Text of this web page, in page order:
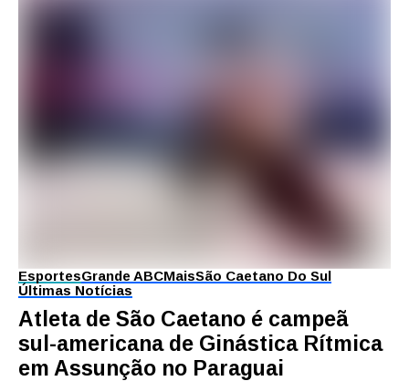
EsportesGrande ABCMaisSão Caetano Do Sul
Últimas Notícias
Atleta de São Caetano é campeã
sul-americana de Ginástica Rítmica
em Assunção no Paraguai